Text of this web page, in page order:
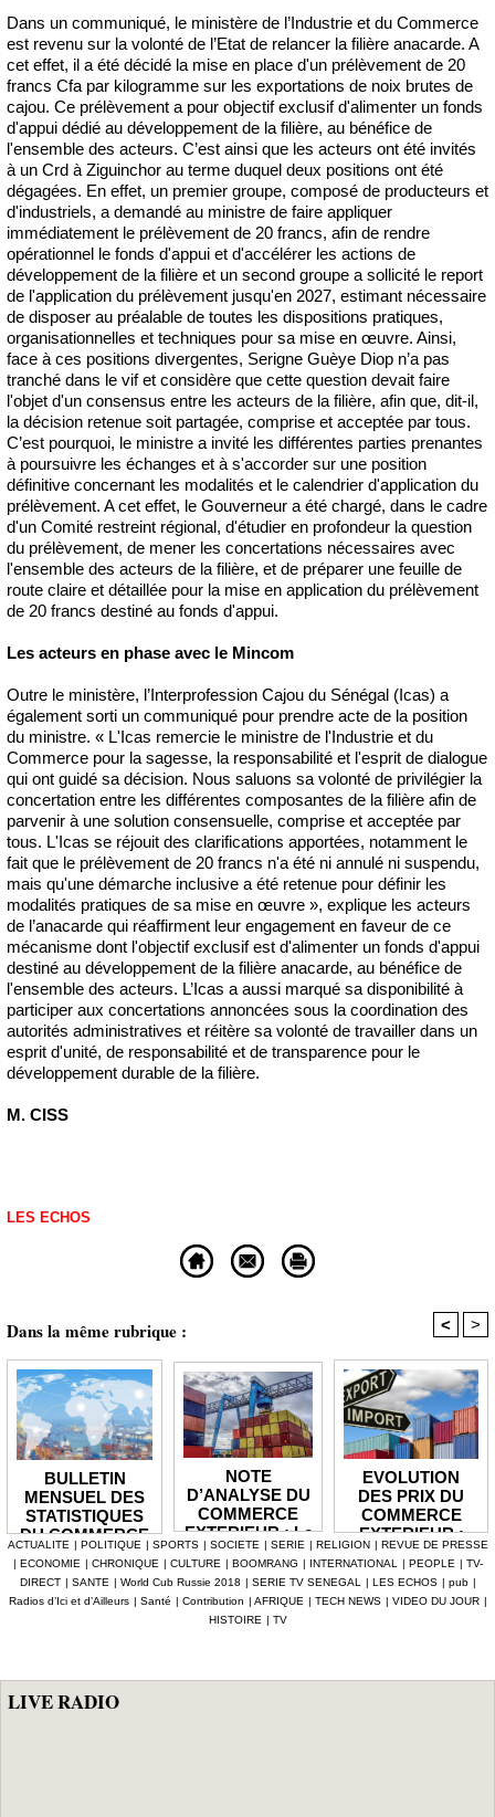
Dans un communiqué, le ministère de l’Industrie et du Commerce
est revenu sur la volonté de l’Etat de relancer la filière anacarde. A
cet effet, il a été décidé la mise en place d'un prélèvement de 20
francs Cfa par kilogramme sur les exportations de noix brutes de
cajou. Ce prélèvement a pour objectif exclusif d'alimenter un fonds
d'appui dédié au développement de la filière, au bénéfice de
l'ensemble des acteurs. C’est ainsi que les acteurs ont été invités
à un Crd à Ziguinchor au terme duquel deux positions ont été
dégagées. En effet, un premier groupe, composé de producteurs et
d'industriels, a demandé au ministre de faire appliquer
immédiatement le prélèvement de 20 francs, afin de rendre
opérationnel le fonds d'appui et d'accélérer les actions de
développement de la filière et un second groupe a sollicité le report
de l'application du prélèvement jusqu'en 2027, estimant nécessaire
de disposer au préalable de toutes les dispositions pratiques,
organisationnelles et techniques pour sa mise en œuvre. Ainsi,
face à ces positions divergentes, Serigne Guèye Diop n’a pas
tranché dans le vif et considère que cette question devait faire
l'objet d'un consensus entre les acteurs de la filière, afin que, dit-il,
la décision retenue soit partagée, comprise et acceptée par tous.
C’est pourquoi, le ministre a invité les différentes parties prenantes
à poursuivre les échanges et à s'accorder sur une position
définitive concernant les modalités et le calendrier d'application du
prélèvement. A cet effet, le Gouverneur a été chargé, dans le cadre
d'un Comité restreint régional, d'étudier en profondeur la question
du prélèvement, de mener les concertations nécessaires avec
l'ensemble des acteurs de la filière, et de préparer une feuille de
route claire et détaillée pour la mise en application du prélèvement
de 20 francs destiné au fonds d'appui.
Les acteurs en phase avec le Mincom
Outre le ministère, l’Interprofession Cajou du Sénégal (Icas) a
également sorti un communiqué pour prendre acte de la position
du ministre. « L'Icas remercie le ministre de l'Industrie et du
Commerce pour la sagesse, la responsabilité et l'esprit de dialogue
qui ont guidé sa décision. Nous saluons sa volonté de privilégier la
concertation entre les différentes composantes de la filière afin de
parvenir à une solution consensuelle, comprise et acceptée par
tous. L'Icas se réjouit des clarifications apportées, notamment le
fait que le prélèvement de 20 francs n'a été ni annulé ni suspendu,
mais qu'une démarche inclusive a été retenue pour définir les
modalités pratiques de sa mise en œuvre », explique les acteurs
de l’anacarde qui réaffirment leur engagement en faveur de ce
mécanisme dont l'objectif exclusif est d'alimenter un fonds d'appui
destiné au développement de la filière anacarde, au bénéfice de
l'ensemble des acteurs. L’Icas a aussi marqué sa disponibilité à
participer aux concertations annoncées sous la coordination des
autorités administratives et réitère sa volonté de travailler dans un
esprit d'unité, de responsabilité et de transparence pour le
développement durable de la filière.
M. CISS
LES ECHOS
Dans la même rubrique : < >
BULLETIN
MENSUEL DES
STATISTIQUES
DU COMMERCE
EXTERIEUR : Le
solde de la
balance
commerciale se
NOTE
D’ANALYSE DU
COMMERCE
EXTERIEUR : Le
déficit de la
balance
commerciale se
réduit en 2025
de 1 935,1
EVOLUTION
DES PRIX DU
COMMERCE
EXTERIEUR :
Les prix des
produits
importés en
hausse de 3,1%
ACTUALITE POLITIQUE SPORTS SOCIETE SERIE RELIGION
REVUE DE PRESSE
ECONOMIE CHRONIQUE CULTURE BOOMRANG INTERNATIONAL PEOPLE
TV-
DIRECT
SANTE World Cub Russie 2018 SERIE TV SENEGAL LES ECHOS pub
Radios d’Ici et d’Ailleurs
Santé Contribution AFRIQUE TECH NEWS VIDEO DU JOUR
HISTOIRE
TV
LIVE RADIO